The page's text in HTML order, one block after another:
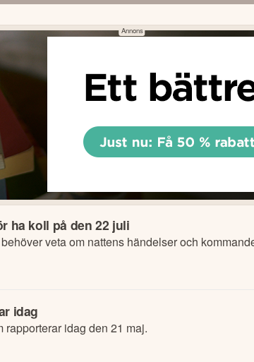
ha koll på den 22 juli
veta om nattens händelser och
idag
idag den 21 maj.